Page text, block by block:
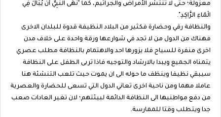
معزولة؛ حتى لا تنتشر الأمراض والجراثيم، كما "نَهَى النَّبِيُّ أَنْ يُبَالَ فِي
الْمَاءِ الرَّاكِدِ".
والنظافة رقي وحضارة فكثير من البلاد النظيفة قدوة للبلدان الاخرى
فهناك من الدول من لا تجد في شوارعها ورقة واحدة على خلاف مدن
اخرى منفرة للسياح فلا يزورها احد والاهتمام بالنظافة مطلب عصري
يتمناه الجميع ويبدا بالارشاد والتوجيه فاذا تربى الطفل على النظافة
سيبقي نظيفا وينظف ما حوله الى ان يموت حيث تلعب التنشئة هنا
عاملا مهما ومن ناحية اخرى تعاني الدول التي تسعى للحضارة والعصرية
من دفع مواطنيها الى النظافة الدائمة لبيئتهم؛ لان تغير العادات صعب
جدا ويتطلب وقتا للممارسة.